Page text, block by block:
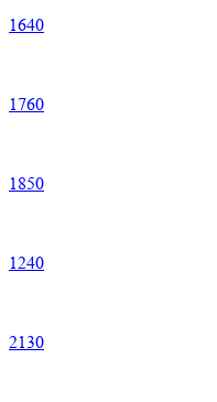
1640
1760
1850
1240
2130